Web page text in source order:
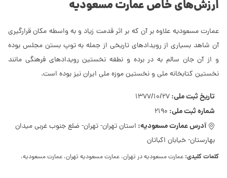
ارزش‌های خاص عمارت مسعودیه
عمارت مسعودیه علاوه بر آن که بر اثر قدمت زیاد و به واسطه مکان قرارگیری
آن شاهد بسیاری از رویدادهای تاریخی از جمله به توپ بستن مجلس بوده
و از آن جان سالم به در برده و نطفه نخستین رویدادهای فرهنگی مانند
نخستین کتابخانه ملی و نخستین موزه ملی ایران نیز بوده است.
تاریخ ثبت ملی:1377/10/27
شماره ثبت ملی: 2190
آدرس عمارت مسعودیه: استان تهران- تهران- ضلع جنوب غربی میدان
بهارستان- خیابان اکباتان
کلمات کلیدی: عمارت مسعودیه در تهران، عمارت مسعودیه تهران، عمارت مسعودیه،